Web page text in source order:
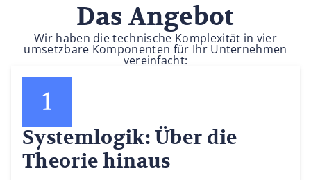
Das Angebot
Wir haben die technische Komplexität in vier
umsetzbare Komponenten für Ihr Unternehmen
vereinfacht:
Systemlogik: Über die
Theorie hinaus